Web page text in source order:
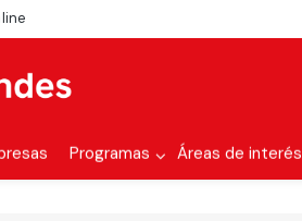
Programas Áreas de interés